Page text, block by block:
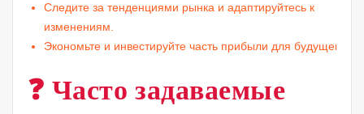
Следите за тенденциями рынка и адаптируйтесь к
изменениям.
Экономьте и инвестируйте часть прибыли для будущего.
❓ Часто задаваемые